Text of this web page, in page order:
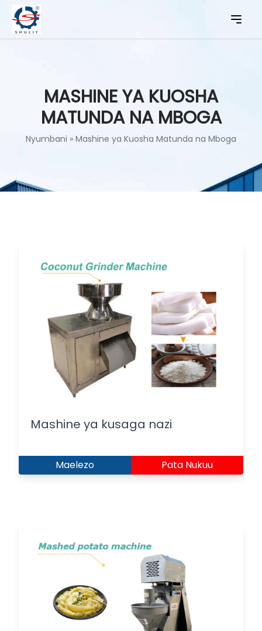
MASHINE YA KUOSHA
MATUNDA NA MBOGA
Nyumbani » Mashine ya Kuosha Matunda na Mboga
Mashine ya kusaga nazi
Maelezo Pata Nukuu